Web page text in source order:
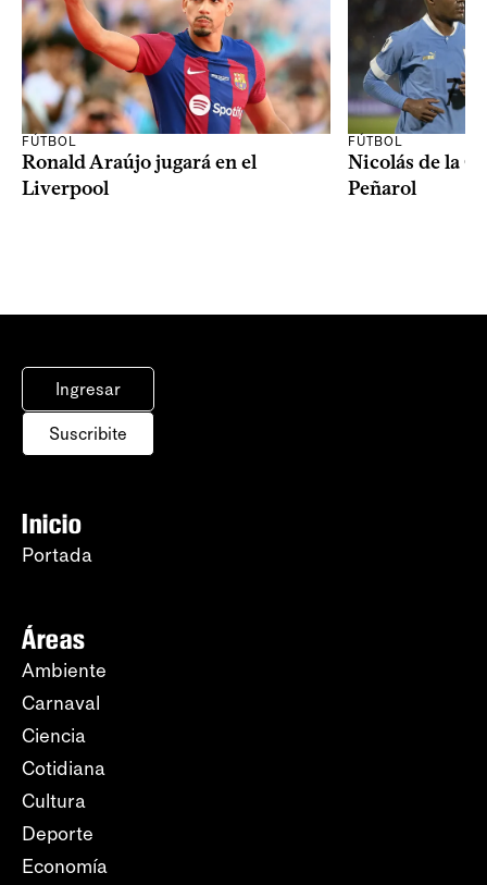
FÚTBOL
Ronald Araújo jugará en el
Liverpool
FÚTBOL
Nicolás de la
Peñarol
Ingresar
Suscribite
Inicio
Portada
Áreas
Ambiente
Carnaval
Ciencia
Cotidiana
Cultura
Deporte
Economía